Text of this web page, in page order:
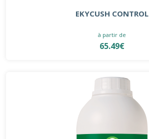
EKYCUSH CONTROL
à partir de
65.49€